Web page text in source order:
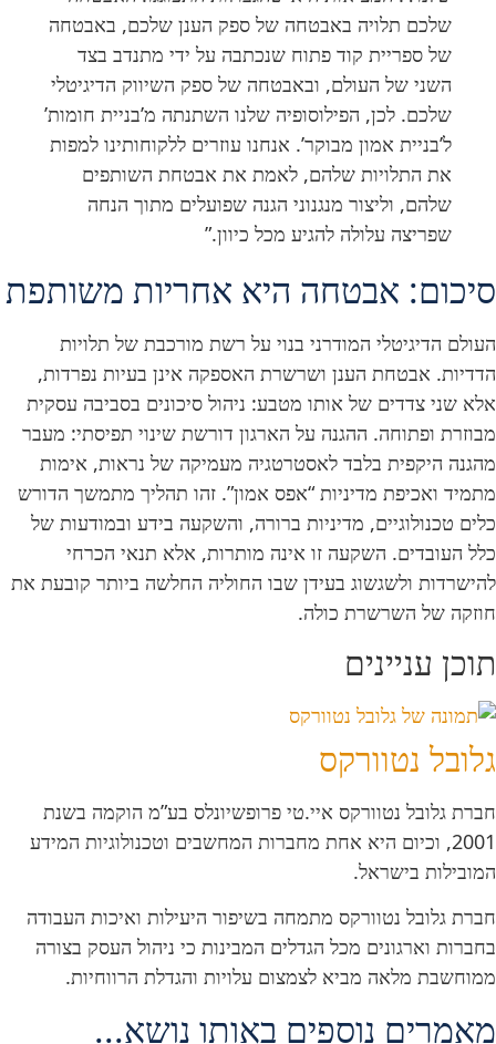
שלכם תלויה באבטחה של ספק הענן שלכם, באבטחה
של ספריית קוד פתוח שנכתבה על ידי מתנדב בצד
השני של העולם, ובאבטחה של ספק השיווק הדיגיטלי
שלכם. לכן, הפילוסופיה שלנו השתנתה מ’בניית חומות’
ל’בניית אמון מבוקר’. אנחנו עוזרים ללקוחותינו למפות
את התלויות שלהם, לאמת את אבטחת השותפים
שלהם, וליצור מנגנוני הגנה שפועלים מתוך הנחה
שפריצה עלולה להגיע מכל כיוון.”
סיכום: אבטחה היא אחריות משותפת
העולם הדיגיטלי המודרני בנוי על רשת מורכבת של תלויות
הדדיות. אבטחת הענן ושרשרת האספקה אינן בעיות נפרדות,
אלא שני צדדים של אותו מטבע: ניהול סיכונים בסביבה עסקית
מבוזרת ופתוחה. ההגנה על הארגון דורשת שינוי תפיסתי: מעבר
מהגנה היקפית בלבד לאסטרטגיה מעמיקה של נראות, אימות
מתמיד ואכיפת מדיניות “אפס אמון”. זהו תהליך מתמשך הדורש
כלים טכנולוגיים, מדיניות ברורה, והשקעה בידע ובמודעות של
כלל העובדים. השקעה זו אינה מותרות, אלא תנאי הכרחי
להישרדות ולשגשוג בעידן שבו החוליה החלשה ביותר קובעת את
חוזקה של השרשרת כולה.
תוכן עניינים
גלובל נטוורקס
חברת גלובל נטוורקס איי.טי פרופשיונלס בע”מ הוקמה בשנת
2001, וכיום היא אחת מחברות המחשבים וטכנולוגיות המידע
המובילות בישראל.
חברת גלובל נטוורקס מתמחה בשיפור היעילות ואיכות העבודה
בחברות וארגונים מכל הגדלים המבינות כי ניהול העסק בצורה
ממוחשבת מלאה מביא לצמצום עלויות והגדלת הרווחיות.
מאמרים נוספים באותו נושא...